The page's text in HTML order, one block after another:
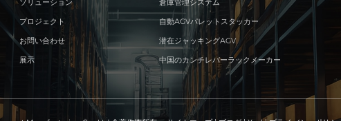
ソリューション
プロジェクト
お問い合わせ
展示
倉庫管理システム
自動AGVパレットスタッカー
潜在ジャッキングAGV
中国のカンチレバーラックメーカー